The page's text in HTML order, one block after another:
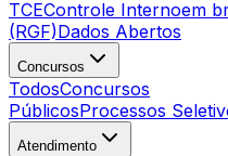
TCEControle Internoem
(RGF)Dados Abertos
Concursos
TodosConcursos
PúblicosProcessos
Atendimento